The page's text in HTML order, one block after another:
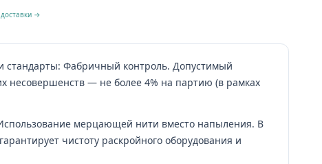
→
стандарты: Фабричный контроль. Допустимый
несовершенств — не более 4% на партию (в рамках
мерцающей нити вместо напыления. В
чистоту раскройного оборудования и